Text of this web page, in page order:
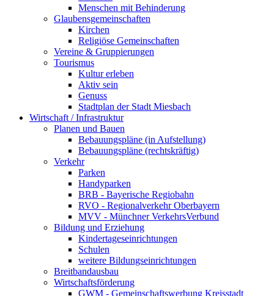
Menschen mit Behinderung
Glaubensgemeinschaften
Kirchen
Religiöse Gemeinschaften
Vereine & Gruppierungen
Tourismus
Kultur erleben
Aktiv sein
Genuss
Stadtplan der Stadt Miesbach
Wirtschaft / Infrastruktur
Planen und Bauen
Bebauungspläne (in Aufstellung)
Bebauungspläne (rechtskräftig)
Verkehr
Parken
Handyparken
BRB - Bayerische Regiobahn
RVO - Regionalverkehr Oberbayern
MVV - Münchner VerkehrsVerbund
Bildung und Erziehung
Kindertageseinrichtungen
Schulen
weitere Bildungseinrichtungen
Breitbandausbau
Wirtschaftsförderung
GWM - Gemeinschaftswerbung Kreisstadt